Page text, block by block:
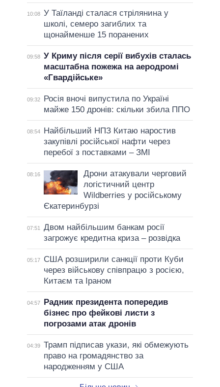
10:08 У Таїланді сталася стрілянина у
школі, семеро загиблих та
щонайменше 15 поранених
09:58 У Криму після серії вибухів сталась
масштабна пожежа на аеродромі
«Гвардійське»
09:32
Росія вночі випустила по Україні
майже 150 дронів: скільки збила ППО
08:54
Найбільший НПЗ Китаю наростив
закупівлі російської нафти через
перебої з поставками – ЗМІ
08:16
Дрони атакували черговий
логістичний центр
Wildberries у російському
Єкатеринбурзі
07:51
Двом найбільшим банкам росії
загрожує кредитна криза – розвідка
05:17
США розширили санкції проти Куби
через військову співпрацю з росією,
Китаєм та Іраном
04:57
Радник президента попередив
бізнес про фейкові листи з
погрозами атак дронів
04:39 Трамп підписав укази, які обмежують
право на громадянство за
народженням у США